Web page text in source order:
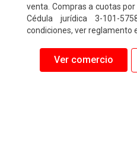
venta. Compras a cuotas por
Cédula jurídica 3-101-
condiciones, ver reglamento
Ver comercio